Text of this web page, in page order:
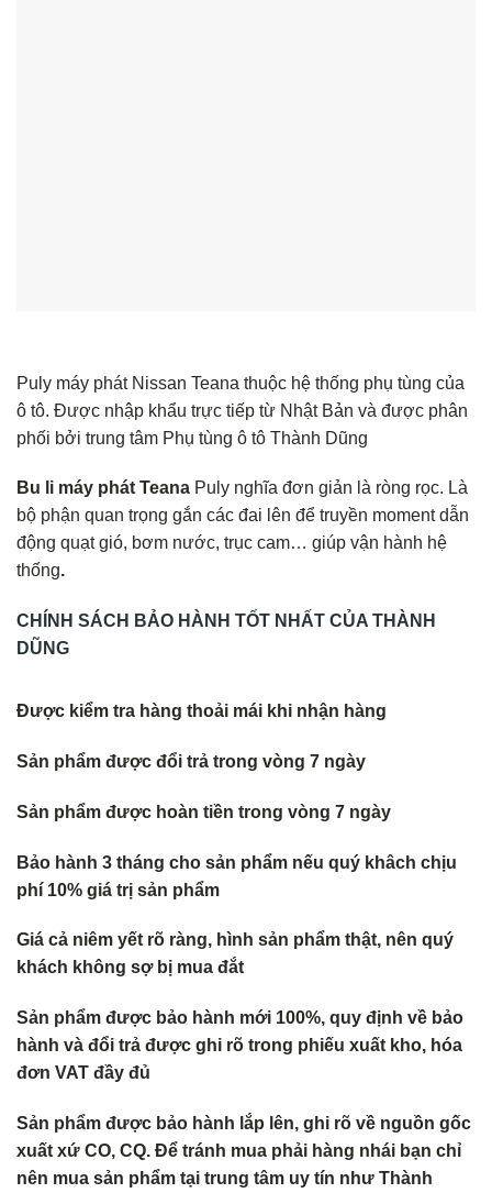
Puly máy phát Nissan Teana thuộc hệ thống phụ tùng của
ô tô. Được nhập khẩu trực tiếp từ Nhật Bản và được phân
phối bởi trung tâm Phụ tùng ô tô Thành Dũng
Bu li máy phát Teana Puly nghĩa đơn giản là ròng rọc. Là
bộ phận quan trọng gắn các đai lên để truyền moment dẫn
động quạt gió, bơm nước, trục cam… giúp vận hành hệ
thống.
CHÍNH SÁCH BẢO HÀNH TỐT NHẤT CỦA THÀNH
DŨNG
Được kiểm tra hàng thoải mái khi nhận hàng
Sản phẩm được đổi trả trong vòng 7 ngày
Sản phẩm được hoàn tiền trong vòng 7 ngày
Bảo hành 3 tháng cho sản phẩm nếu quý khâch chịu
phí 10% giá trị sản phẩm
Giá cả niêm yết rõ ràng, hình sản phẩm thật, nên quý
khách không sợ bị mua đắt
Sản phẩm được bảo hành mới 100%, quy định về bảo
hành và đổi trả được ghi rõ trong phiếu xuất kho, hóa
đơn VAT đầy đủ
Sản phẩm được bảo hành lắp lên, ghi rõ về nguồn gốc
xuất xứ CO, CQ. Để tránh mua phải hàng nhái bạn chỉ
nên mua sản phẩm tại trung tâm uy tín như Thành